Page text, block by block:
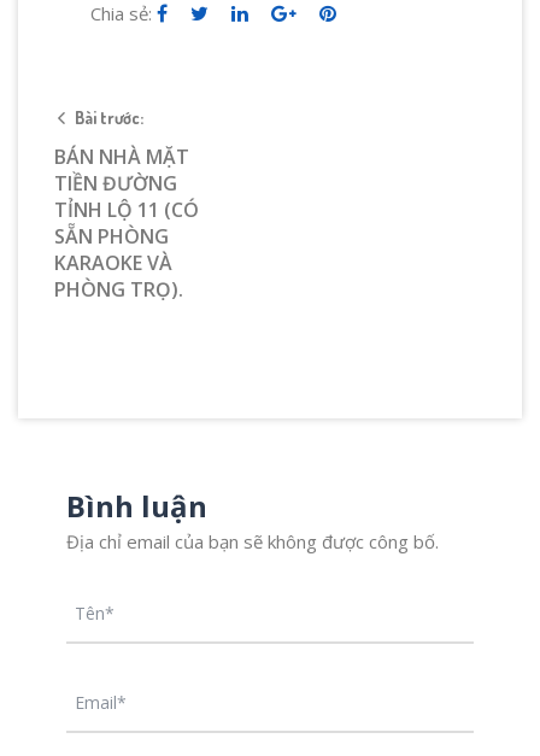
Chia sẻ:
Bài trước:
BÁN NHÀ MẶT
TIỀN ĐƯỜNG
TỈNH LỘ 11 (CÓ
SẴN PHÒNG
KARAOKE VÀ
PHÒNG TRỌ).
Bình luận
Địa chỉ email của bạn sẽ không được công bố.